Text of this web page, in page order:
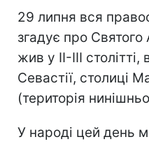
29 липня вся
згадує про
жив у II-III столітті,
Севастії, столиці
(територія
У народі цей день